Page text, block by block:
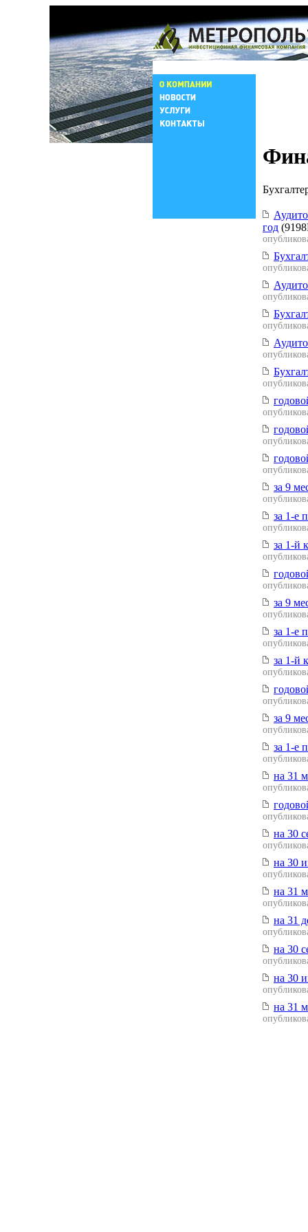
год
за 9
за 1-е
за 1-й
за 9
за 1-е
за 1-й
за 9
за 1-е
на 31
на 30
на 30
на 31
на 31
на 30
на 30
на 31